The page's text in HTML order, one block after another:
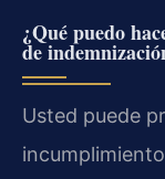
¿Qué puedo
de
Usted puede